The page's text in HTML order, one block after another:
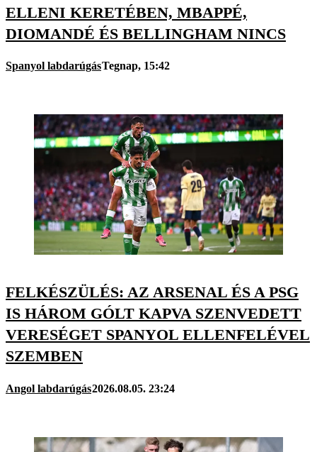
ELLENI KERETÉBEN, MBAPPÉ,
DIOMANDÉ ÉS BELLINGHAM NINCS
Spanyol labdarúgásTegnap, 15:42
FELKÉSZÜLÉS: AZ ARSENAL ÉS A PSG
IS HÁROM GÓLT KAPVA SZENVEDETT
VERESÉGET SPANYOL ELLENFELÉVEL
SZEMBEN
Angol labdarúgás2026.08.05. 23:24